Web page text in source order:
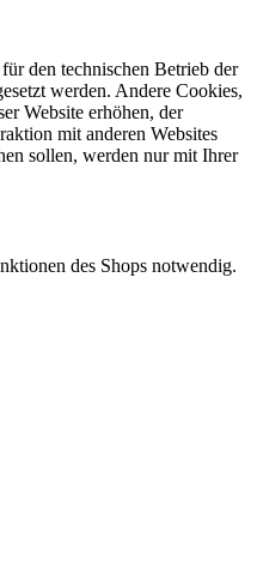
den technischen Betrieb der
werden. Andere Cookies,
Website erhöhen, der
mit anderen Websites
sollen, werden nur mit Ihrer
des Shops notwendig.